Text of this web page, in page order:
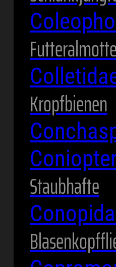
Kropfbienen
Staubhafte